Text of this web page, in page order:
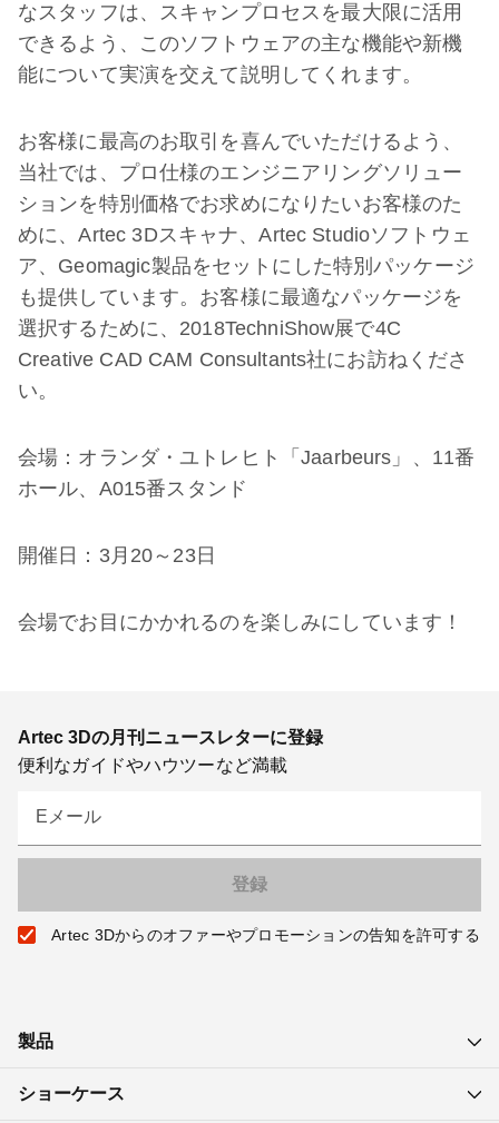
なスタッフは、スキャンプロセスを最大限に活用
できるよう、このソフトウェアの主な機能や新機
能について実演を交えて説明してくれます。
お客様に最高のお取引を喜んでいただけるよう、
当社では、プロ仕様のエンジニアリングソリュー
ションを特別価格でお求めになりたいお客様のた
めに、Artec 3Dスキャナ、Artec Studioソフトウェ
ア、Geomagic製品をセットにした特別パッケージ
も提供しています。お客様に最適なパッケージを
選択するために、2018TechniShow展で4C
Creative CAD CAM Consultants社にお訪ねくださ
い。
会場：オランダ・ユトレヒト「Jaarbeurs」、11番
ホール、A015番スタンド
開催日：3月20～23日
会場でお目にかかれるのを楽しみにしています！
Artec 3Dの月刊ニュースレターに登録
便利なガイドやハウツーなど満載
Eメール
Artec 3Dからのオファーやプロモーションの告知を許可する
製品
ショーケース